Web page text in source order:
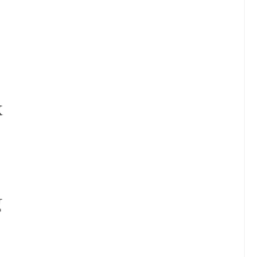
je 5 z 5 hviezdičiek.
je 5 z 5 hviezdičiek.
je 5 z 5 hviezdičiek.